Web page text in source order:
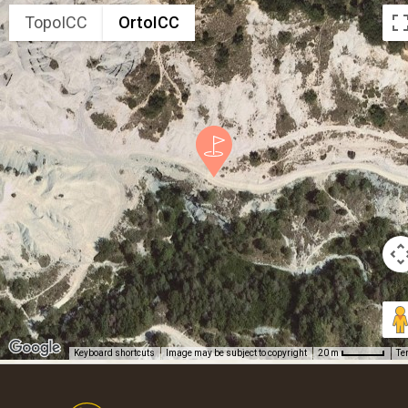
TopoICC OrtoICC
Keyboard shortcuts Image may be subject to copyright 20 m